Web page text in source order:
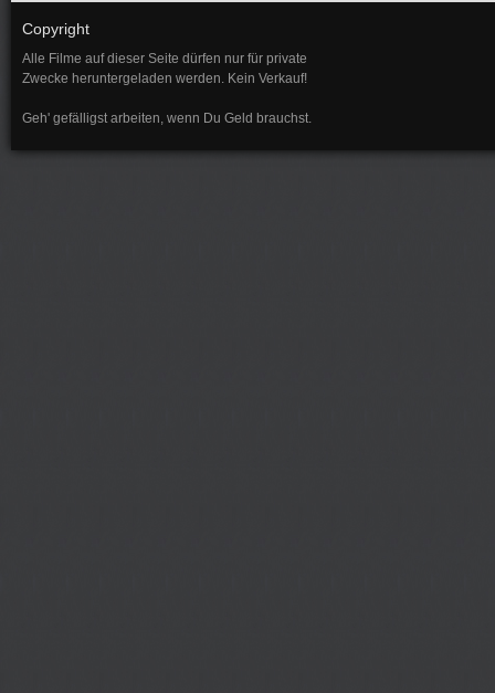
Copyright
Alle Filme auf dieser Seite dürfen nur für private
Zwecke heruntergeladen werden. Kein Verkauf!
Geh' gefälligst arbeiten, wenn Du Geld brauchst.